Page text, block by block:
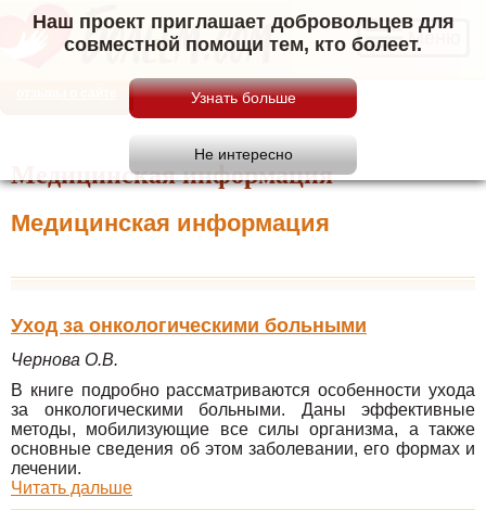
Наш проект приглашает добровольцев для
совместной помощи тем, кто болеет.Меню
Медицинская информация
Медицинская информация
Уход за онкологическими больными
Чернова О.В.
В книге подробно рассматриваются особенности ухода
за онкологическими больными. Даны эффективные
методы, мобилизующие все силы организма, а также
основные сведения об этом заболевании, его формах и
лечении.
Читать дальше